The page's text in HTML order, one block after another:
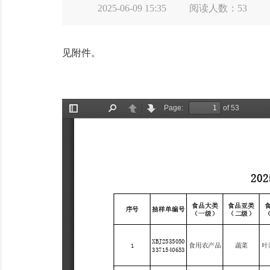
2025-06-09 15:35 阅读人数： 53
见附件。